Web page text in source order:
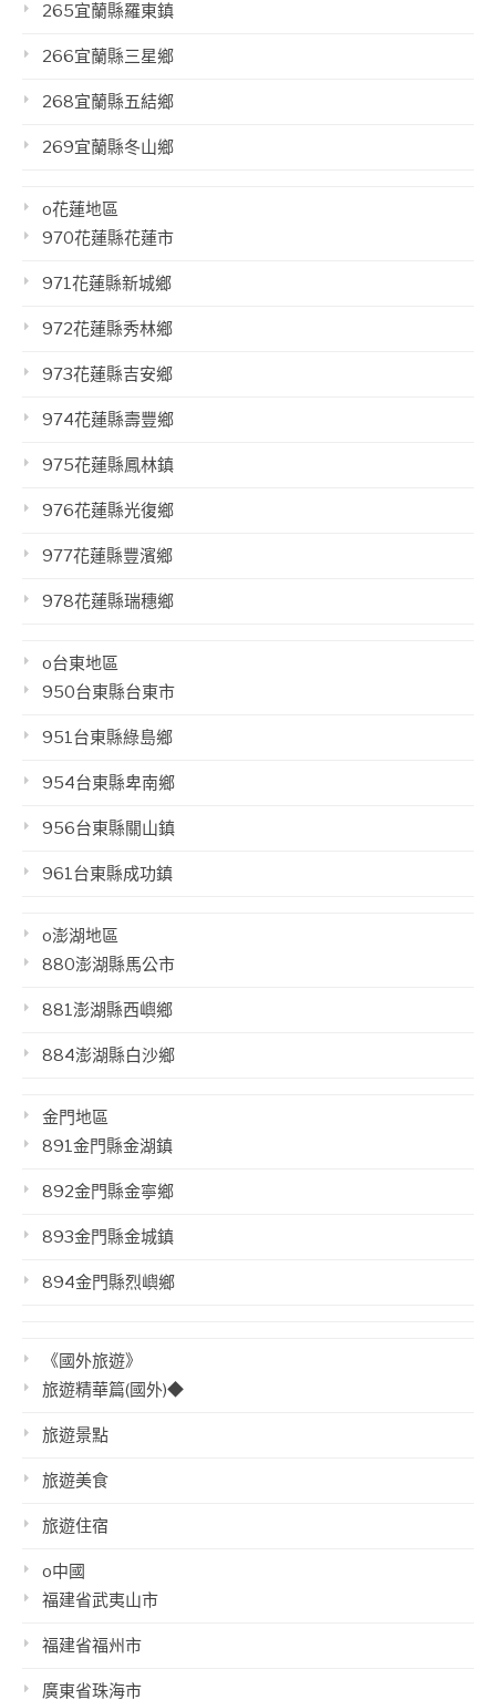
265宜蘭縣羅東鎮
266宜蘭縣三星鄉
268宜蘭縣五結鄉
269宜蘭縣冬山鄉
o花蓮地區
970花蓮縣花蓮市
971花蓮縣新城鄉
972花蓮縣秀林鄉
973花蓮縣吉安鄉
974花蓮縣壽豐鄉
975花蓮縣鳳林鎮
976花蓮縣光復鄉
977花蓮縣豐濱鄉
978花蓮縣瑞穗鄉
o台東地區
950台東縣台東市
951台東縣綠島鄉
954台東縣卑南鄉
956台東縣關山鎮
961台東縣成功鎮
o澎湖地區
880澎湖縣馬公市
881澎湖縣西嶼鄉
884澎湖縣白沙鄉
金門地區
891金門縣金湖鎮
892金門縣金寧鄉
893金門縣金城鎮
894金門縣烈嶼鄉
《國外旅遊》
旅遊精華篇(國外)◆
旅遊景點
旅遊美食
旅遊住宿
o中國
福建省武夷山市
福建省福州市
廣東省珠海市